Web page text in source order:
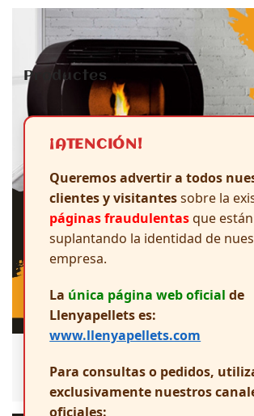
Tokio
Productes
¡ATENCIÓN!
Queremos advertir a todos nuestros
clientes y visitantessobre la
páginas fraudulentasque están
suplantando la identidad de
empresa.
La única página web oficial de
Llenyapellets es:
www.llenyapellets.com
Para consultas o pedidos, utiliza
exclusivamente nuestros
oficiales: